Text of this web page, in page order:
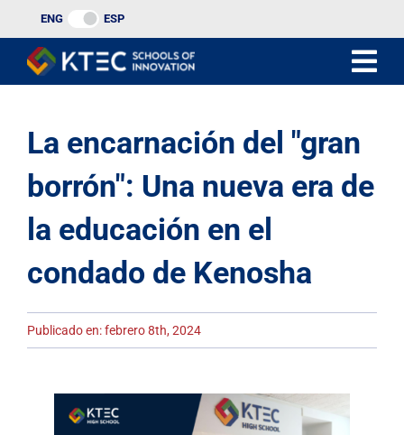
al
contenido
ENG ESP
La encarnación del "gran
borrón": Una nueva era de
la educación en el
condado de Kenosha
Publicado en: febrero 8th, 2024